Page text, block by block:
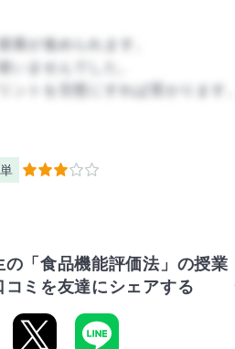
業が進められます。
いませんでした。
ントを完璧にすれば受かります。
3
の「食品機能評価法」の授業
コミを友達にシェアする